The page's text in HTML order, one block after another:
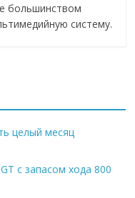
большинством
систему.
целый месяц
с запасом хода 800